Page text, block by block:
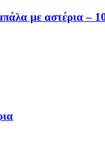
με αστέρια –